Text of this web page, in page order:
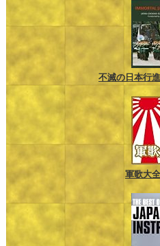
不滅の日本行
軍歌大